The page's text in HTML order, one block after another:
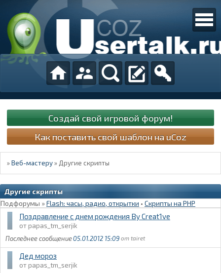
Создай свой игровой форум!
Как поставить свой шаблон на uCoz
»Веб-мастеру »Другие скрипты
Другие скрипты
Подфорумы »Flash: часы, радио, открытки • Скрипты на PHP
Поздравление с днем рождения By Creat1ve
papas_tm_serjik
05.01.2012 15:09
tairet
Дед мороз
papas_tm_serjik